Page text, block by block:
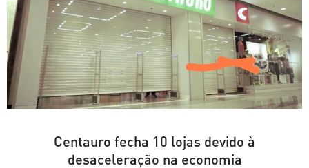
Centauro fecha 10 lojas devido à
desaceleração na economia